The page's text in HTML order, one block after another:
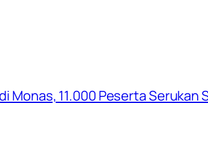
Monas, 11.000 Peserta